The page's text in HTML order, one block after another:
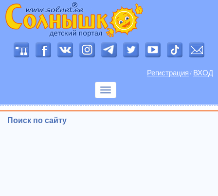
Регистрация / ВХОД
Показать
Поиск по сайту